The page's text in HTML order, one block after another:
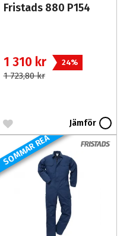
Fristads 880 P154
1 310 kr 24%
1 723,80 kr
Jämför
SOMMAR REA